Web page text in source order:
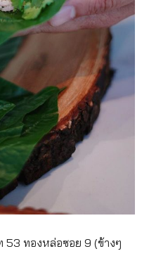
53 ทองหล่อซอย 9 (ข้างๆ